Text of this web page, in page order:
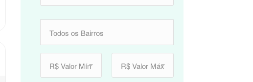
R$ Valor Mín R$ Valor Máx